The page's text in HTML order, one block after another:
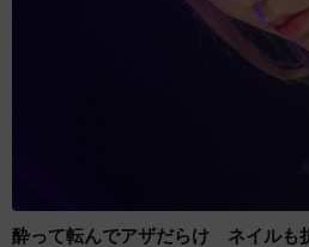
酔って転んでアザだらけ ネイルも